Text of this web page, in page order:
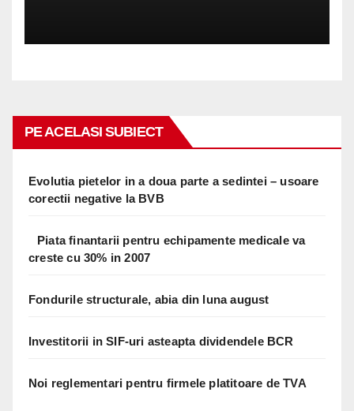
PE ACELASI SUBIECT
Evolutia pietelor in a doua parte a sedintei – usoare
corectii negative la BVB
Piata finantarii pentru echipamente medicale va
creste cu 30% in 2007
Fondurile structurale, abia din luna august
Investitorii in SIF-uri asteapta dividendele BCR
Noi reglementari pentru firmele platitoare de TVA